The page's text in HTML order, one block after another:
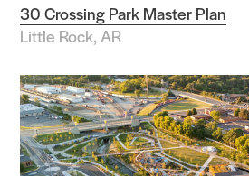
运动设施
公众参与
图书馆
混合功能开发
30 Crossing Park Master Plan
Little Rock, AR